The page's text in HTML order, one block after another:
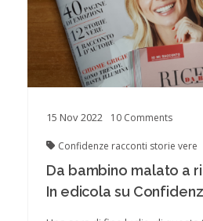
15 Nov2022 10 Comments
Confidenze racconti storie vere
Da bambino malato a
In edicola su